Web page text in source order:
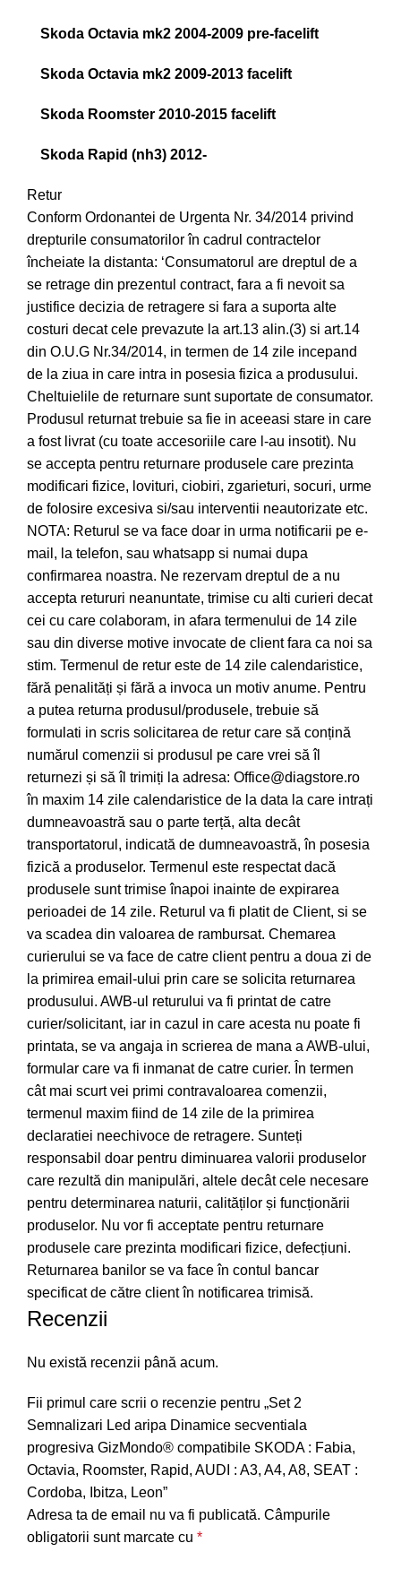
Skoda Octavia mk2 2004-2009 pre-facelift
Skoda Octavia mk2 2009-2013 facelift
Skoda Roomster 2010-2015 facelift
Skoda Rapid (nh3) 2012-
Retur
Conform Ordonantei de Urgenta Nr. 34/2014 privind
drepturile consumatorilor în cadrul contractelor
încheiate la distanta: ‘Consumatorul are dreptul de a
se retrage din prezentul contract, fara a fi nevoit sa
justifice decizia de retragere si fara a suporta alte
costuri decat cele prevazute la art.13 alin.(3) si art.14
din O.U.G Nr.34/2014, in termen de 14 zile incepand
de la ziua in care intra in posesia fizica a produsului.
Cheltuielile de returnare sunt suportate de consumator.
Produsul returnat trebuie sa fie in aceeasi stare in care
a fost livrat (cu toate accesoriile care l-au insotit). Nu
se accepta pentru returnare produsele care prezinta
modificari fizice, lovituri, ciobiri, zgarieturi, socuri, urme
de folosire excesiva si/sau interventii neautorizate etc.
NOTA: Returul se va face doar in urma notificarii pe e-
mail, la telefon, sau whatsapp si numai dupa
confirmarea noastra. Ne rezervam dreptul de a nu
accepta retururi neanuntate, trimise cu alti curieri decat
cei cu care colaboram, in afara termenului de 14 zile
sau din diverse motive invocate de client fara ca noi sa
stim. Termenul de retur este de 14 zile calendaristice,
fără penalități și fără a invoca un motiv anume. Pentru
a putea returna produsul/produsele, trebuie să
formulati in scris solicitarea de retur care să conțină
numărul comenzii si produsul pe care vrei să îl
returnezi și să îl trimiți la adresa: Office@diagstore.ro
în maxim 14 zile calendaristice de la data la care intrați
dumneavoastră sau o parte terță, alta decât
transportatorul, indicată de dumneavoastră, în posesia
fizică a produselor. Termenul este respectat dacă
produsele sunt trimise înapoi inainte de expirarea
perioadei de 14 zile. Returul va fi platit de Client, si se
va scadea din valoarea de rambursat. Chemarea
curierului se va face de catre client pentru a doua zi de
la primirea email-ului prin care se solicita returnarea
produsului. AWB-ul returului va fi printat de catre
curier/solicitant, iar in cazul in care acesta nu poate fi
printata, se va angaja in scrierea de mana a AWB-ului,
formular care va fi inmanat de catre curier. În termen
cât mai scurt vei primi contravaloarea comenzii,
termenul maxim fiind de 14 zile de la primirea
declaratiei neechivoce de retragere. Sunteți
responsabil doar pentru diminuarea valorii produselor
care rezultă din manipulări, altele decât cele necesare
pentru determinarea naturii, calităților și funcționării
produselor. Nu vor fi acceptate pentru returnare
produsele care prezinta modificari fizice, defecțiuni.
Returnarea banilor se va face în contul bancar
specificat de către client în notificarea trimisă.
Recenzii
Nu există recenzii până acum.
Fii primul care scrii o recenzie pentru „Set 2
Semnalizari Led aripa Dinamice secventiala
progresiva GizMondo® compatibile SKODA : Fabia,
Octavia, Roomster, Rapid, AUDI : A3, A4, A8, SEAT :
Cordoba, Ibitza, Leon”
Adresa ta de email nu va fi publicată. Câmpurile
obligatorii sunt marcate cu *